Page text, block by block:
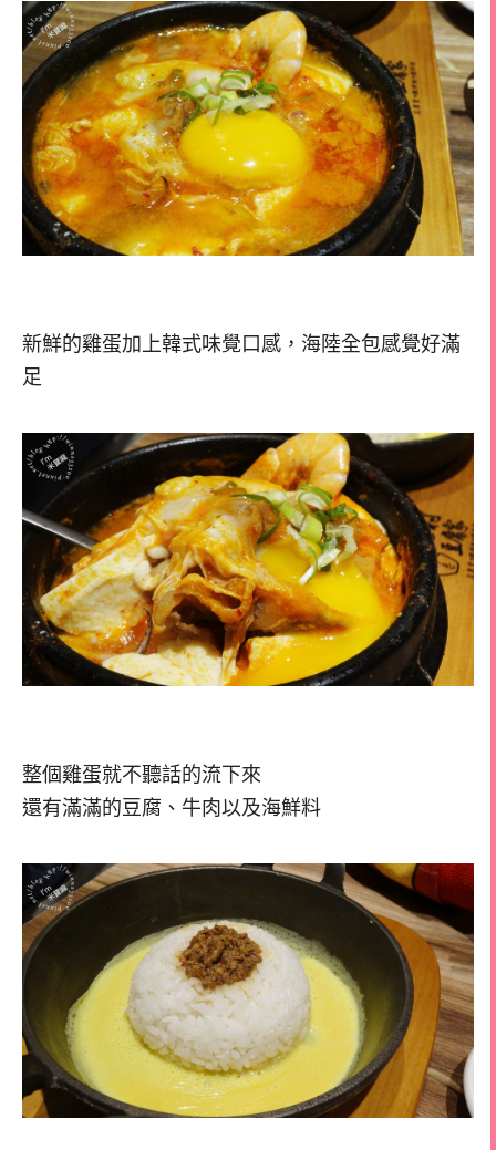
新鮮的雞蛋加上韓式味覺口感，海陸全包感覺好滿
足
整個雞蛋就不聽話的流下來
還有滿滿的豆腐、牛肉以及海鮮料